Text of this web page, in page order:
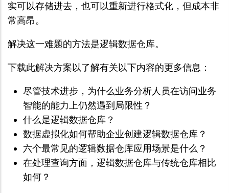
实可以存储进去，也可以重新进行格式化，但成本非
常高昂。
解决这一难题的方法是逻辑数据仓库。
下载此解决方案以了解有关以下内容的更多信息：
尽管技术进步，为什么业务分析人员在访问业务
智能的能力上仍然遇到局限性？
什么是逻辑数据仓库？
数据虚拟化如何帮助企业创建逻辑数据仓库？
六个最常见的逻辑数据仓库应用场景是什么？
在处理查询方面，逻辑数据仓库与传统仓库相比
如何？